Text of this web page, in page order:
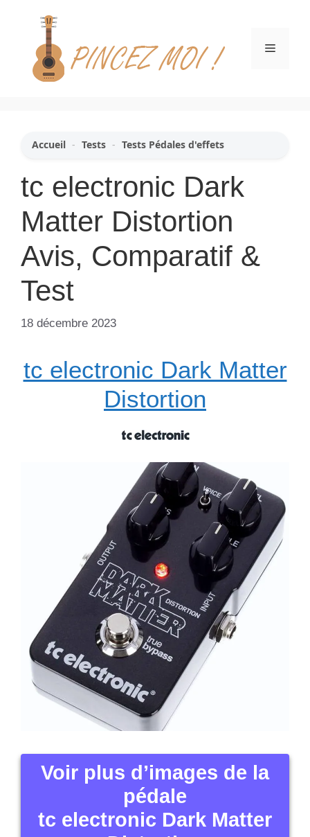
contenu
Menu
Accueil - Tests - Tests Pédales d'effets
tc electronic Dark
Matter Distortion
Avis, Comparatif &
Test
18 décembre 2023
tc electronic Dark Matter
Distortion
Voir plus d’images de la
pédale
tc electronic Dark Matter